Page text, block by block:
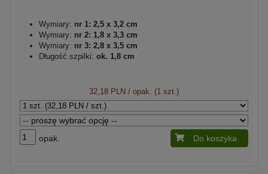
Wymiary: nr 1: 2,5 x 3,2 cm
Wymiary: nr 2: 1,8 x 3,3 cm
Wymiary: nr 3: 2,8 x 3,5 cm
Długość szpilki: ok. 1,8 cm
32,18 PLN / opak. (1 szt.)
opak. Do koszyka